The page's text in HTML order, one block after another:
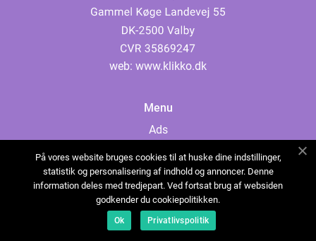
web: www.klikko.dk
Menu
Ads
Cookies
Contact
Sitemap
På vores website bruges cookies til at huske dine indstillinger,
statistik og personalisering af indhold og annoncer. Denne
information deles med tredjepart. Ved fortsat brug af websiden
godkender du cookiepolitikken.
Ok Privatlivspolitik